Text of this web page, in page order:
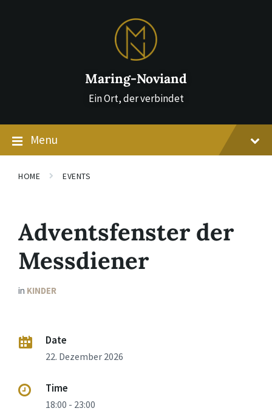
Maring-Noviand
Ein Ort, der verbindet
Menu
HOME EVENTS
Adventsfenster der
Messdiener
in KINDER
Date
22. Dezember 2026
Time
18:00 - 23:00